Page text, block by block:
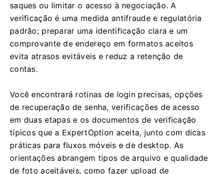
saques ou limitar o acesso à negociação. A
verificação é uma medida antifraude e regulatória
padrão; preparar uma identificação clara e um
comprovante de endereço em formatos aceitos
evita atrasos evitáveis ​​e reduz a retenção de
contas.
Você encontrará rotinas de login precisas, opções
de recuperação de senha, verificações de acesso
em duas etapas e os documentos de verificação
típicos que a ExpertOption aceita, junto com dicas
práticas para fluxos móveis e de desktop. As
orientações abrangem tipos de arquivo e qualidade
de foto aceitáveis, como fazer upload de